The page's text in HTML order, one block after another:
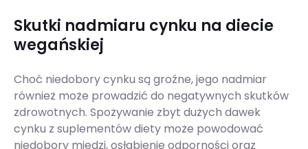
Skutki nadmiaru cynku na diecie
wegańskiej
Choć niedobory cynku są groźne, jego nadmiar
również może prowadzić do negatywnych skutków
zdrowotnych. Spożywanie zbyt dużych dawek
cynku z suplementów diety może powodować
niedobory miedzi, osłabienie odporności oraz